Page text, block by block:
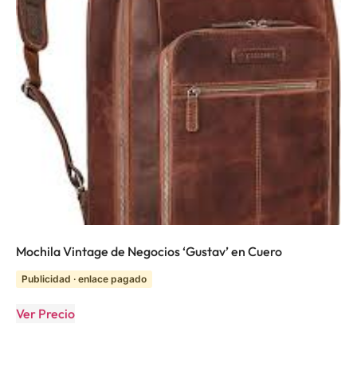
Mochila Vintage de Negocios ‘Gustav’ en Cuero
Publicidad · enlace pagado
Ver Precio